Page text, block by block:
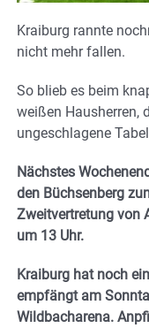
Kraiburg rannte
nicht mehr fallen.
So blieb es beim
weißen Hausherren,
ungeschlagene
Nächstes
den Büchsenberg
Zweitvertretung von
um 13 Uhr.
Kraiburg hat noch
empfängt am
Wildbacharena.